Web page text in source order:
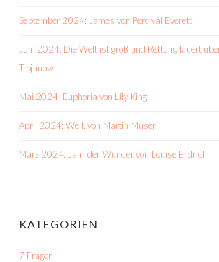
September 2024: James von Percival Everett
Juni 2024: Die Welt ist groß und Rettung lauert
Trojanow
Mai 2024: Euphoria von Lily King
April 2024: Weil. von Martin Muser
März 2024: Jahr der Wunder von Louise Erdrich
KATEGORIEN
7 Fragen